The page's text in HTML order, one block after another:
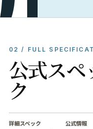
02 / FULL
公式スペ
ク
詳細スペック 公式情報